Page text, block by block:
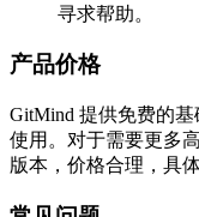
寻求帮助。
产品价格
GitMind 提供免费的
使用。对于需要更多
版本，价格合理，具